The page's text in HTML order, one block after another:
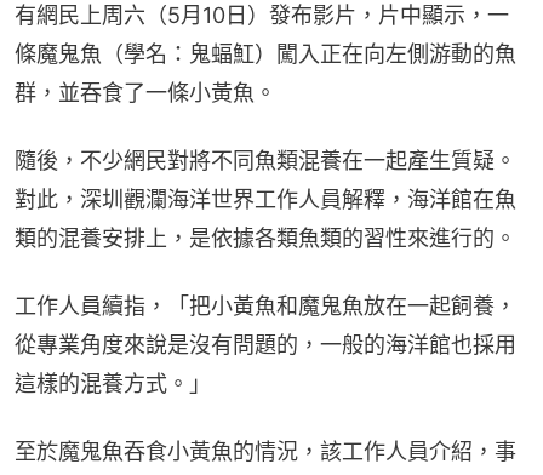
有網民上周六（5月10日）發布影片，片中顯示，一
條魔鬼魚（學名：鬼蝠魟）闖入正在向左側游動的魚
群，並吞食了一條小黃魚。
隨後，不少網民對將不同魚類混養在一起產生質疑。
對此，深圳觀瀾海洋世界工作人員解釋，海洋館在魚
類的混養安排上，是依據各類魚類的習性來進行的。
工作人員續指，「把小黃魚和魔鬼魚放在一起飼養，
從專業角度來說是沒有問題的，一般的海洋館也採用
這樣的混養方式。」
至於魔鬼魚吞食小黃魚的情況，該工作人員介紹，事